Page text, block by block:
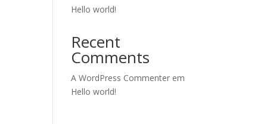
Hello world!
Recent
Comments
A WordPress Commenter em
Hello world!